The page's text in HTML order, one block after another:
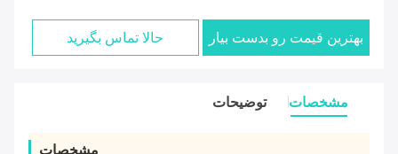
بهترین قیمت رو بدست بیار حالا تماس بگیرید
مشخصات توضیحات
مشخصات